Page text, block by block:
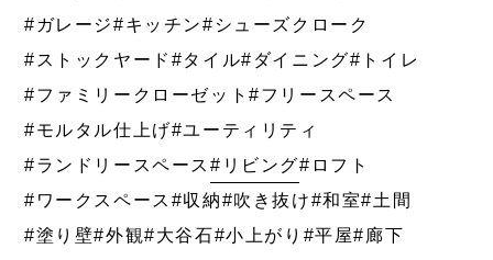
#ガレージ#キッチン#シューズクローク
#ストックヤード #タイル#ダイニング#トイレ
#ファミリークローゼット#フリースペース
#モルタル仕上げ#ユーティリティ
#ランドリースペース #リビング#ロフト
#ワークスペース #収納#吹き抜け#和室#土間
#塗り壁#外観#大谷石#小上がり #平屋#廊下